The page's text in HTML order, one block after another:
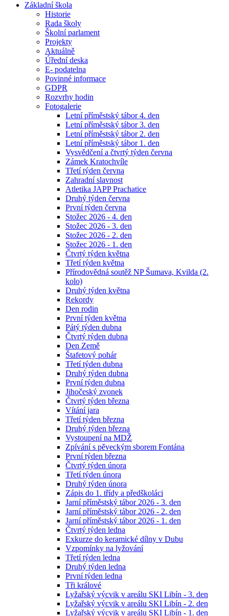
Základní škola
Historie
Rada školy
Školní parlament
Projekty
Aktuálně
Úřední deska
E- podatelna
Povinné informace
GDPR
Rozvrhy hodin
Fotogalerie
Letní příměstský tábor 4. den
Letní příměstský tábor 3. den
Letní příměstský tábor 2. den
Letní příměstský tábor 1. den
Vysvědčení a čtvrtý týden června
Zámek Kratochvíle
Třetí týden června
Zahradní slavnost
Atletika JAPP Prachatice
Druhý týden června
První týden června
Stožec 2026 - 4. den
Stožec 2026 - 3. den
Stožec 2026 - 2. den
Stožec 2026 - 1. den
Čtvrtý týden května
Třetí týden května
Přírodovědná soutěž NP Šumava, Kvilda (2.
kolo)
Druhý týden května
Rekordy
Den rodin
První týden května
Pátý týden dubna
Čtvrtý týden dubna
Den Země
Štafetový pohár
Třetí týden dubna
Druhý týden dubna
První týden dubna
Jihočeský zvonek
Čtvrtý týden března
Vítání jara
Třetí týden března
Druhý týden března
Vystoupení na MDŽ
Zpívání s pěveckým sborem Fontána
První týden března
Čtvrtý týden února
Třetí týden února
Druhý týden února
Zápis do 1. třídy a předškoláci
Jarní příměstský tábor 2026 - 3. den
Jarní příměstský tábor 2026 - 2. den
Jarní příměstský tábor 2026 - 1. den
Čtvrtý týden ledna
Exkurze do keramické dílny v Dubu
Vzpomínky na lyžování
Třetí týden ledna
Druhý týden ledna
První týden ledna
Tři králové
Lyžařský výcvik v areálu SKI Libín - 3. den
Lyžařský výcvik v areálu SKI Libín - 2. den
Lyžařský výcvik v areálu SKI Libín - 1. den